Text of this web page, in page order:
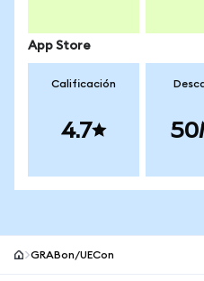
App Store
Calificación
4.7
GRABon/UECon